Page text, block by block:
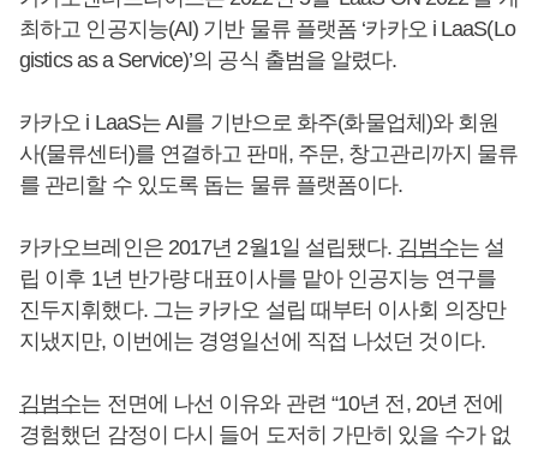
최하고 인공지능(AI) 기반 물류 플랫폼 ‘카카오 i LaaS(Lo
gistics as a Service)’의 공식 출범을 알렸다.
카카오 i LaaS는 AI를 기반으로 화주(화물업체)와 회원
사(물류센터)를 연결하고 판매, 주문, 창고관리까지 물류
를 관리할 수 있도록 돕는 물류 플랫폼이다.
카카오브레인은 2017년 2월1일 설립됐다. 김범수는 설
립 이후 1년 반가량 대표이사를 맡아 인공지능 연구를
진두지휘했다. 그는 카카오 설립 때부터 이사회 의장만
지냈지만, 이번에는 경영일선에 직접 나섰던 것이다.
김범수는 전면에 나선 이유와 관련 “10년 전, 20년 전에
경험했던 감정이 다시 들어 도저히 가만히 있을 수가 없